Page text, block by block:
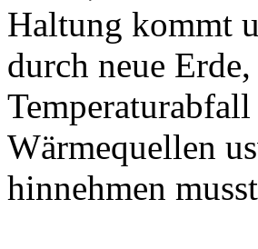
Haltung kommt
durch neue
Wärmequellen
hinnehmen